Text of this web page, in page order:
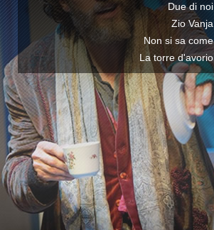
Due di noi
Zio Vanja
Non si sa come
La torre d'avorio